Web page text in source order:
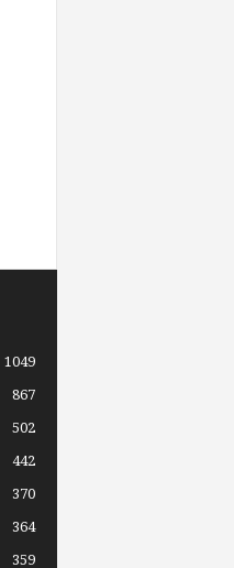
1049
867
502
442
370
364
359